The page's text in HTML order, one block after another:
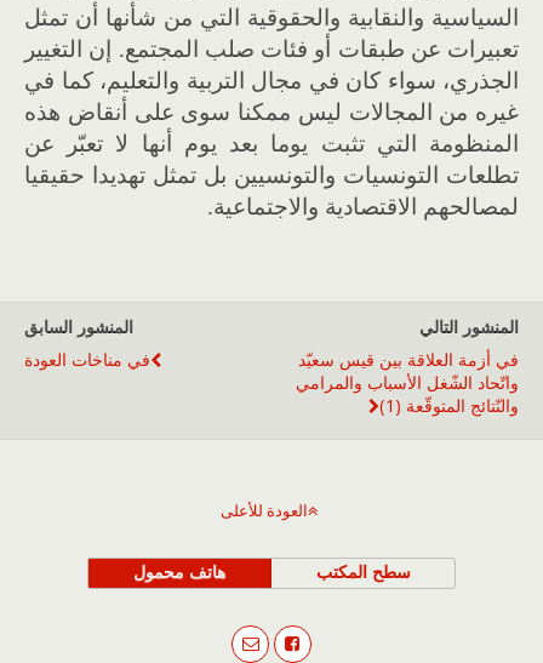
السياسية والنقابية والحقوقية التي من شأنها أن تمثل
تعبيرات عن طبقات أو فئات صلب المجتمع. إن التغيير
الجذري، سواء كان في مجال التربية والتعليم، كما في
غيره من المجالات ليس ممكنا سوى على أنقاض هذه
المنظومة التي تثبت يوما بعد يوم أنها لا تعبّر عن
تطلعات التونسيات والتونسيين بل تمثل تهديدا حقيقيا
لمصالحهم الاقتصادية والاجتماعية.
المنشور السابق
في مناخات العودة
المنشور التالي
في أزمة العلاقة بين قيس سعيّد
واتّحاد الشّغل الأسباب والمرامي
والنّتائج المتوقّعة (1)
العودة للأعلى
هاتف محمول سطح المكتب